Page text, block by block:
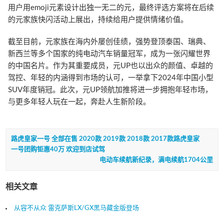
用户用emoji元素设计出独一无二的元，最终评选方案将在后续
的元家族快闪活动上展出，持续给用户提供情绪价值。
截至目前，元家族在海内外屡创佳绩，强势登顶泰国、瑞典、
新西兰等多个国家的纯电动汽车销量冠军，成为一张闪耀世界
的中国名片。作为其重要成员，元UP也以出众的颜值、卓越的
驾控、年轻的内涵得到市场的认可，一举拿下2024年中国小型
SUV年度销冠。此次，元UP领航加推将进一步拥抱年轻市场，
与更多年轻人玩在一起，奔赴人生新阶段。
路虎皇家一号 全部在售 2020款 2019款 2018款 2017款路虎皇家
一号团购钜惠40万 欢迎到店试驾
电动车续航新纪录，满电续航1704公里
相关文章
从容不从众 雷克萨斯LX/GX黑马藏金版登场